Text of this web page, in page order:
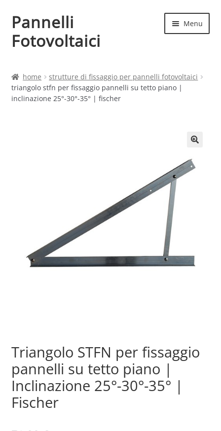
Vai
alla
navigazione
Vai
al
contenuto
Pannelli
Fotovoltaici
Menu
Cart
Sample Page
home
strutture di fissaggio per pannelli fotovoltaici
triangolo stfn per fissaggio pannelli su tetto piano |
inclinazione 25°-30°-35° | fischer
Triangolo STFN per fissaggio
pannelli su tetto piano |
Inclinazione 25°-30°-35° |
Fischer